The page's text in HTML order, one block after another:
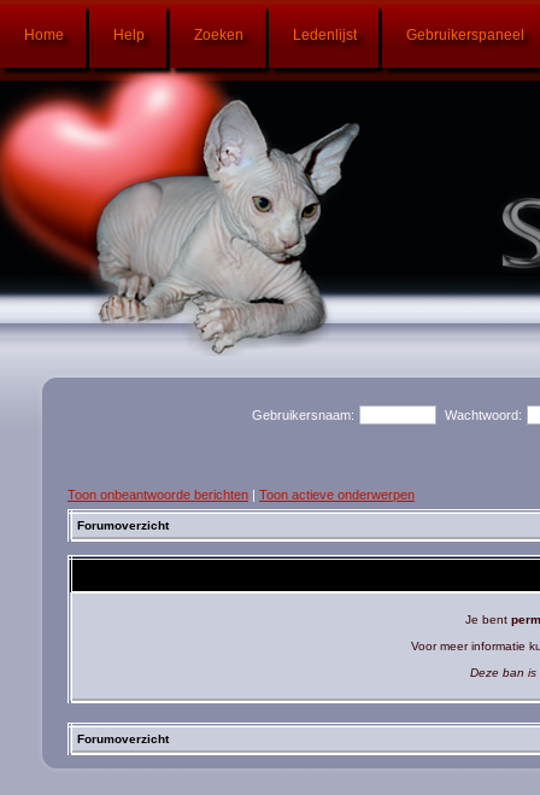
Home Help Zoeken Ledenlijst Gebruikerspaneel
Gebruikersnaam: Wachtwoord:
Toon onbeantwoorde berichten | Toon actieve onderwerpen
Forumoverzicht
Je bent
Voor meer informatie
Deze ban is
Forumoverzicht